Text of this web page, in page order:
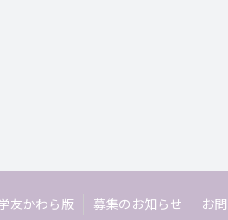
友かわら版 募集のお知らせ お